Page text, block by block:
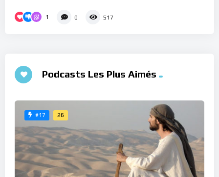
1 0 517
Podcasts Les Plus Aimés
#17 26